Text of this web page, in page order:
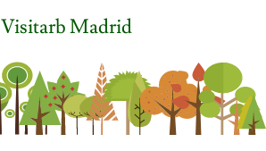
Visitarb Madrid